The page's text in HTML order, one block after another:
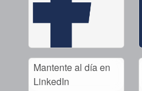
Mantente al día en
LinkedIn